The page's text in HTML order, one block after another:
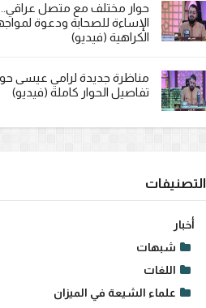
حوار مختلف مع متصل
الإساءة للصحابة ودعوة
الكراهية (فيديو)
مناظرة جديدة لرامي عيسى
تفاصيل الحوار كاملة (فيديو)
التصنيفات
أخبار
شبهات
اللغات
علماء الشيعة في الميزان